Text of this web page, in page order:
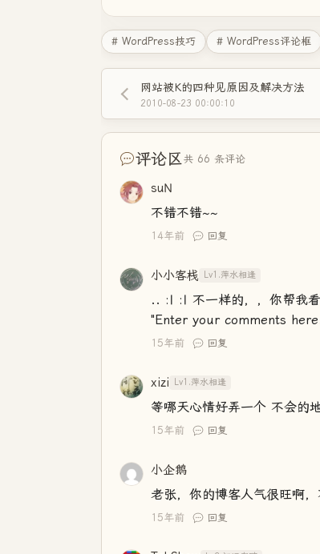
# WordPress技巧 # WordPress评论框
网站被K的四种见原因及解决方法
2010-08-23 00:00:10
评论区共 66 条评论
suN
不错不错~~
14年前 回复
小小客栈 Lv1.萍水相逢
.. :| :| 不一样的，，你帮我
"Enter your comments
15年前 回复
xizi Lv1.萍水相逢
等哪天心情好弄一个 不会的
15年前 回复
小企鹅
老张，你的博客人气很旺啊
15年前 回复